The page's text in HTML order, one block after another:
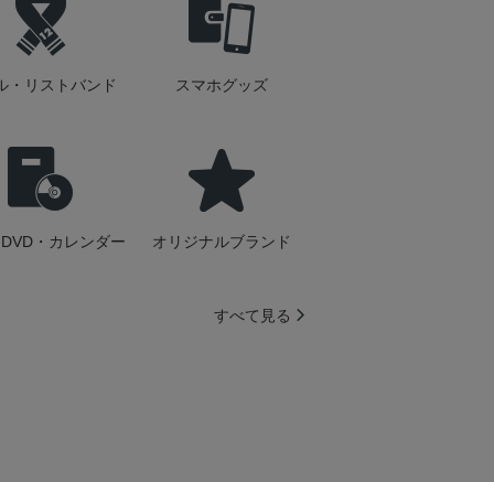
・リストバンド スマホグッズ
・カレンダー オリジナルブランド
すべて見る